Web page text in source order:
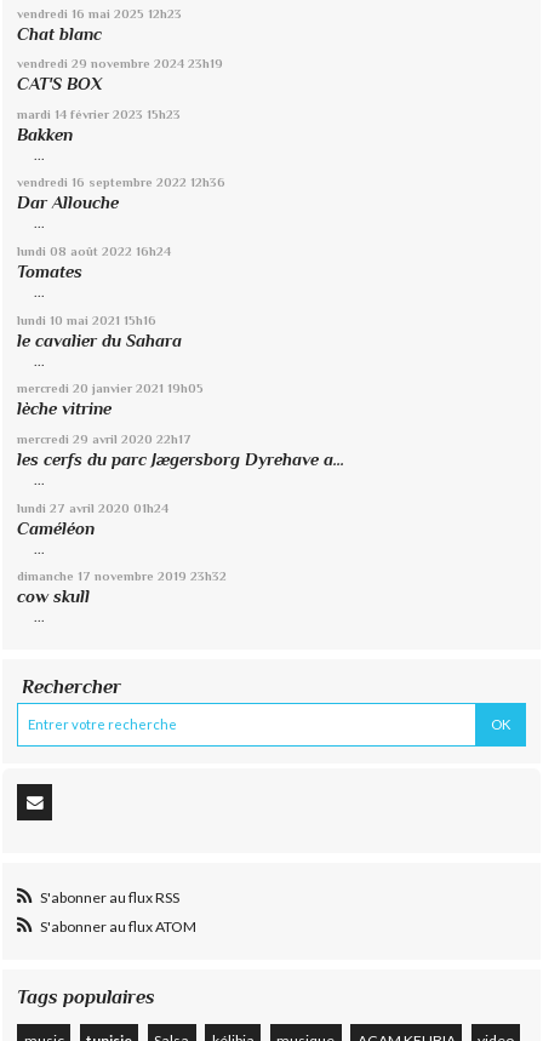
vendredi 16 mai 2025 12h23
Chat blanc
vendredi 29 novembre 2024 23h19
CAT'S BOX
mardi 14 février 2023 15h23
Bakken
vendredi 16 septembre 2022 12h36
Dar Allouche
...
lundi 08 août 2022 16h24
Tomates
...
lundi 10 mai 2021 15h16
le cavalier du Sahara
mercredi 20 janvier 2021 19h05
lèche vitrine
mercredi 29 avril 2020 22h17
les cerfs du parc Jægersborg Dyrehave a...
lundi 27 avril 2020 01h24
Caméléon
dimanche 17 novembre 2019 23h32
cow skull
...
Rechercher
S'abonner au flux RSS
S'abonner au flux ATOM
Tags populaires